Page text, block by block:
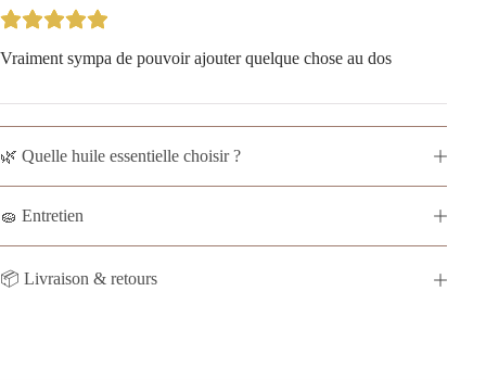
Vraiment sympa de pouvoir ajouter quelque chose au dos
🌿 Quelle huile essentielle choisir ?
🧽 Entretien
📦 Livraison & retours